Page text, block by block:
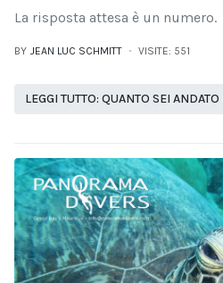
La risposta attesa è un numero.
BY JEAN LUC SCHMITT VISITE: 551
LEGGI TUTTO: QUANTO SEI